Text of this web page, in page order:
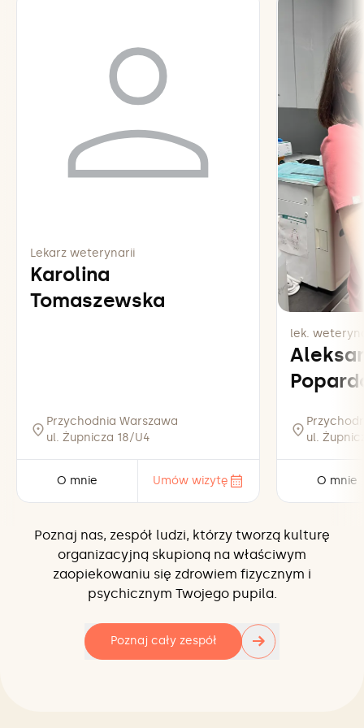
Lekarz weterynarii
Karolina
Tomaszewska
Przychodnia Warszawa
ul. Żupnicza 18/U4
O mnie Umów wizytę
lek.
ul.
O mnie
Poznaj nas, zespół ludzi, którzy tworzą kulturę
organizacyjną skupioną na właściwym
zaopiekowaniu się zdrowiem fizycznym i
psychicznym Twojego pupila.
Poznaj cały zespół →